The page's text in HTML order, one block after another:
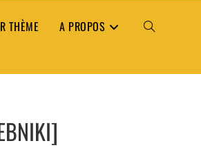
THÈME A PROPOS TOGGLE